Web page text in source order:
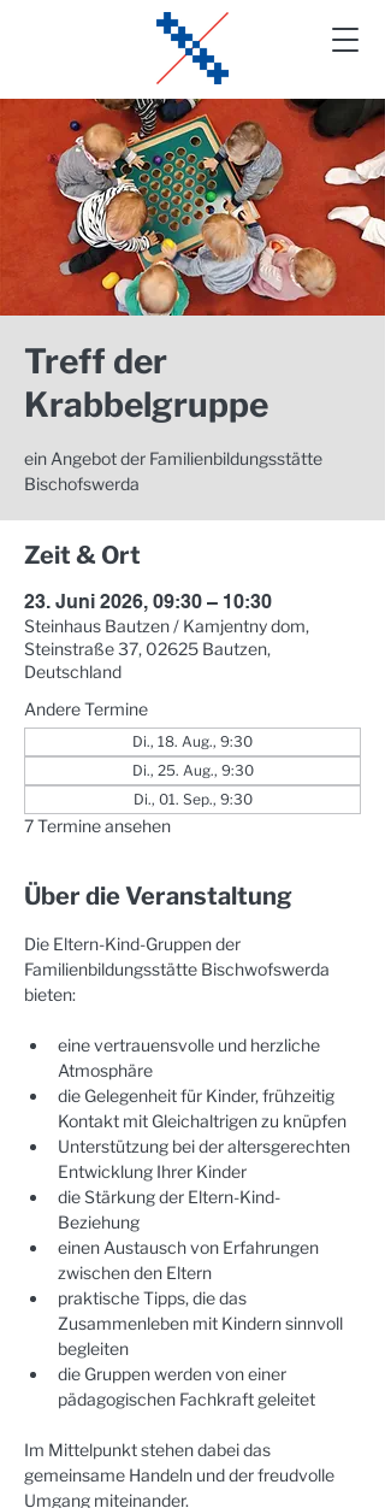
Treff der
Krabbelgruppe
ein Angebot der Familienbildungsstätte
Bischofswerda
Zeit & Ort
23. Juni 2026, 09:30 – 10:30
Steinhaus Bautzen / Kamjentny dom,
Steinstraße 37, 02625 Bautzen,
Deutschland
Andere Termine
Di., 18. Aug., 9:30
Di., 25. Aug., 9:30
Di., 01. Sep., 9:30
7 Termine ansehen
Über die Veranstaltung
Die Eltern-Kind-Gruppen der
Familienbildungsstätte Bischwofswerda
bieten:
eine vertrauensvolle und herzliche
Atmosphäre
die Gelegenheit für Kinder, frühzeitig
Kontakt mit Gleichaltrigen zu knüpfen
Unterstützung bei der altersgerechten
Entwicklung Ihrer Kinder
die Stärkung der Eltern-Kind-
Beziehung
einen Austausch von Erfahrungen
zwischen den Eltern
praktische Tipps, die das
Zusammenleben mit Kindern sinnvoll
begleiten
die Gruppen werden von einer
pädagogischen Fachkraft geleitet
Im Mittelpunkt stehen dabei das
gemeinsame Handeln und der freudvolle
Umgang miteinander.